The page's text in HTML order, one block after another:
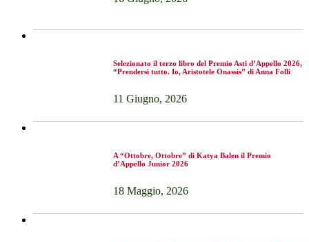
Selezionato il terzo libro del Premio Asti d’Appello 2026,
“Prendersi tutto. Io, Aristotele Onassis” di Anna Folli
11 Giugno, 2026
A “Ottobre, Ottobre” di Katya Balen il Premio
d’Appello Junior 2026
18 Maggio, 2026